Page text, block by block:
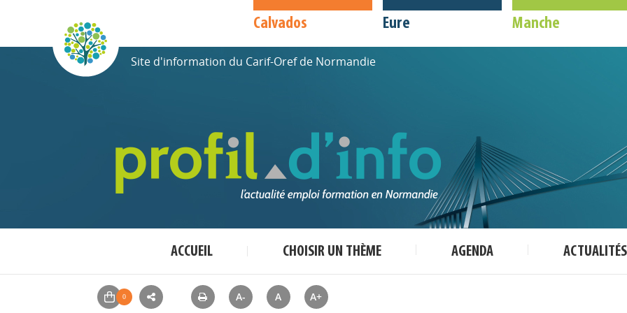
Calvados Eure Manche
Site d'information du Carif-Oref de Normandie
ACCUEIL CHOISIR UN THÈME AGENDA ACTUALITÉS
A- A A+